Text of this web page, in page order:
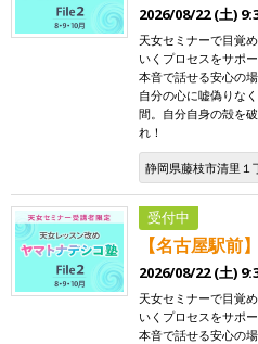
2026/08/22 (土)
天女セミナーで目覚
いくプロセスをサポ
本音で話せる安心の
自分の心に嘘偽りな
間。自分自身の殻を
れ！
静岡県藤枝市清里１
受付中
【名古屋駅前
2026/08/22 (土)
天女セミナーで目覚
いくプロセスをサポ
本音で話せる安心の